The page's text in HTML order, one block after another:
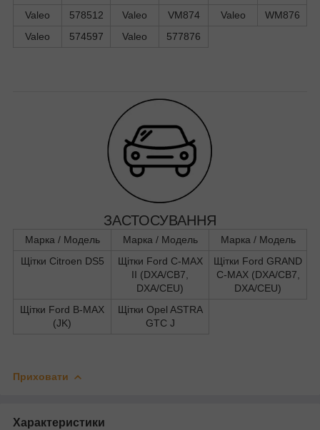
Valeo
578512 Valeo VM874 Valeo
WM876
Valeo
574597 Valeo 577876
ЗАСТОСУВАННЯ
Марка / Модель Марка / Модель
Марка / Модель
Щітки Citroen DS5
Щітки Ford C-MAX
II (DXA/CB7,
DXA/CEU)
Щітки Ford GRAND
C-MAX (DXA/CB7,
DXA/CEU)
Щітки Ford B-MAX
(JK)
Щітки Opel ASTRA
GTC J
Приховати
Характеристики